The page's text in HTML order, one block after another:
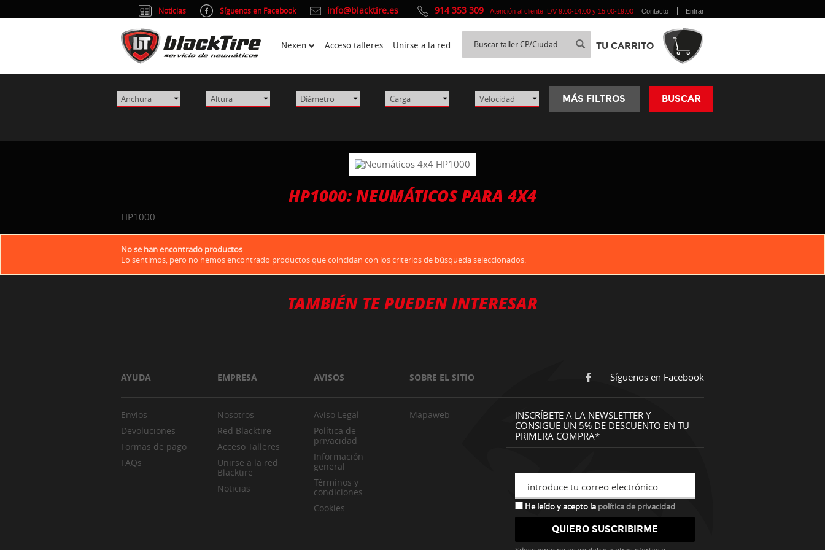
MÁS FILTROS BUSCAR
HP1000: NEUMÁTICOS PARA 4X4
HP1000
No se han encontrado productos
Lo sentimos, pero no hemos encontrado productos que coincidan con los criterios de búsqueda seleccionados.
TAMBIÉN TE PUEDEN INTERESAR
AYUDA EMPRESA AVISOS SOBRE EL SITIO Síguenos en Facebook
Envios
Devoluciones
Formas de pago
FAQs
Nosotros
Red Blacktire
Acceso Talleres
Unirse a la red
Blacktire
Noticias
Aviso Legal
Política de
privacidad
Información
general
Términos y
condiciones
Cookies
Mapaweb
INSCRÍBETE A LA NEWSLETTER Y
CONSIGUE UN 5% DE DESCUENTO EN TU
PRIMERA COMPRA*
introduce tu correo electrónico
He leído y acepto la política de privacidad
Noticias Síguenos en Facebook info@blacktire.es 914 353 309 Atención al cliente: L/V 9:00-14:00 y 15:00-19:00 Contacto Entrar
Nexen Acceso talleres Unirse a la red TU CARRITO